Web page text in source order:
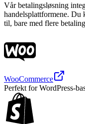
Vår betalingsløsning
handelsplattformene. Du
til, bare med flere
WooCommerce
Perfekt for WordPress-